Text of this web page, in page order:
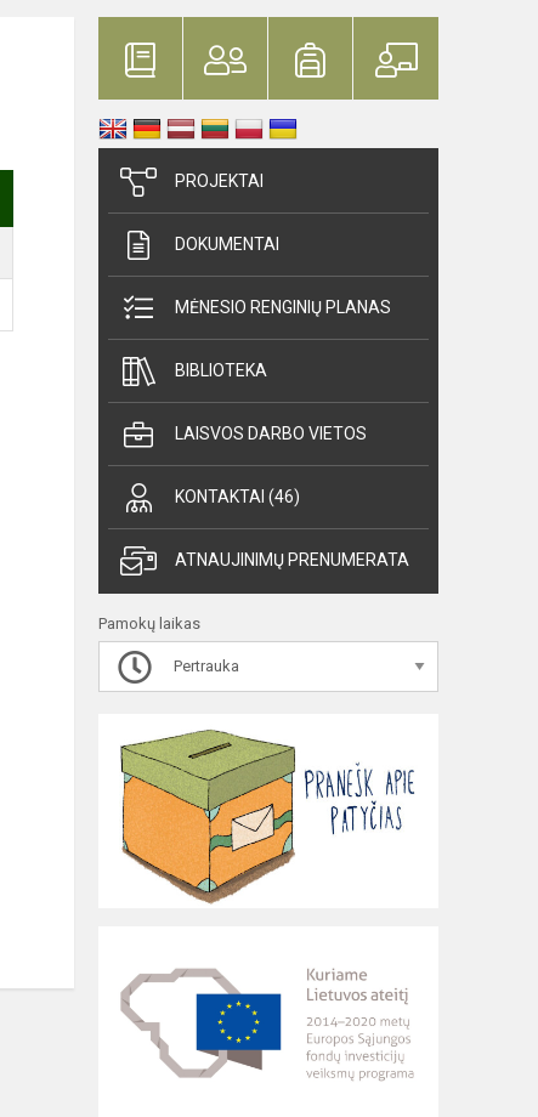
PROJEKTAI
DOKUMENTAI
MĖNESIO RENGINIŲ PLANAS
BIBLIOTEKA
LAISVOS DARBO VIETOS
KONTAKTAI (46)
ATNAUJINIMŲ PRENUMERATA
Pamokų laikas
Pertrauka